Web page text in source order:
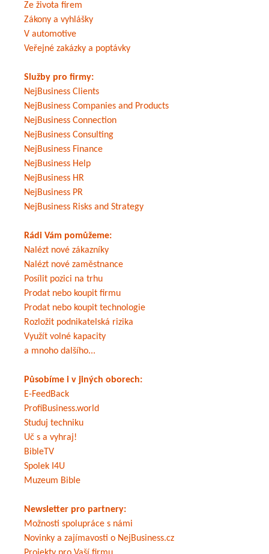
Ze života firem
Zákony a vyhlášky
V automotive
Veřejné zakázky a poptávky
Služby pro firmy:
NejBusiness Clients
NejBusiness Companies and Products
NejBusiness Connection
NejBusiness Consulting
NejBusiness Finance
NejBusiness Help
NejBusiness HR
NejBusiness PR
NejBusiness Risks and Strategy
Rádi Vám pomůžeme:
Nalézt nové zákazníky
Nalézt nové zaměstnance
Posílit pozici na trhu
Prodat nebo koupit firmu
Prodat nebo koupit technologie
Rozložit podnikatelská rizika
Využít volné kapacity
a mnoho dalšího...
Působíme i v jiných oborech:
E-FeedBack
ProfiBusiness.world
Studuj techniku
Uč s a vyhraj!
BibleTV
Spolek I4U
Muzeum Bible
Newsletter pro partnery:
Možnosti spolupráce s námi
Novinky a zajímavosti o NejBusiness.cz